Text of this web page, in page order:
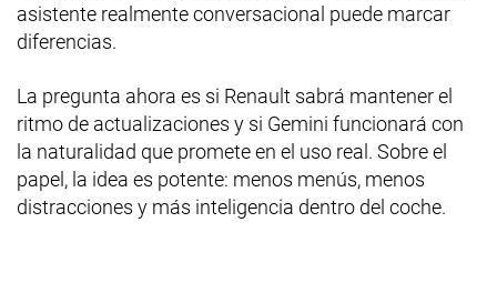
asistente realmente conversacional puede marcar
diferencias.
La pregunta ahora es si Renault sabrá mantener el
ritmo de actualizaciones y si Gemini funcionará con
la naturalidad que promete en el uso real. Sobre el
papel, la idea es potente: menos menús, menos
distracciones y más inteligencia dentro del coche.